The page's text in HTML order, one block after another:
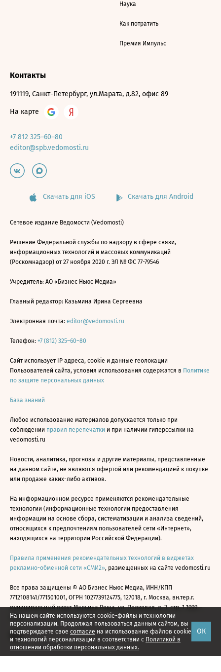
На нашем сайте используются cookie-файлы и технологии
персонализации. Продолжая пользоваться данным сайтом, вы
подтверждаете свое согласие на использование файлов cookie
и технологий персонализации в соответствии с Политикой в
отношении обработки персональных данных.
ОК
Наука
Как потратить
Премия Импульс
Контакты
191119, Санкт-Петербург, ул.Марата, д.82, офис 89
На карте
+7 812 325–60–80
editor@spb.vedomosti.ru
Скачать для iOS Скачать для Android
Сетевое издание Ведомости (Vedomosti)
Решение Федеральной службы по надзору в сфере связи,
информационных технологий и массовых коммуникаций
(Роскомнадзор) от 27 ноября 2020 г. ЭЛ № ФС 77-79546
Учредитель: АО «Бизнес Ньюс Медиа»
Главный редактор: Казьмина Ирина Сергеевна
Электронная почта: editor@vedomosti.ru
Телефон: +7 (812) 325–60–80
Сайт использует IP адреса, cookie и данные геолокации
Пользователей сайта, условия использования содержатся в Политике
по защите персональных данных
База знаний
Любое использование материалов допускается только при
соблюдении правил перепечатки и при наличии гиперссылки на
vedomosti.ru
Новости, аналитика, прогнозы и другие материалы, представленные
на данном сайте, не являются офертой или рекомендацией к покупке
или продаже каких-либо активов.
На информационном ресурсе применяются рекомендательные
технологии (информационные технологии предоставления
информации на основе сбора, систематизации и анализа сведений,
относящихся к предпочтениям пользователей сети «Интернет»,
находящихся на территории Российской Федерации).
Правила применения рекомендательных технологий в виджетах
рекламно-обменной сети «СМИ2», размещенных на сайте vedomosti.ru
Все права защищены © АО Бизнес Ньюс Медиа, ИНН/КПП
7712108141/771501001, ОГРН 1027739124775, 127018, г. Москва, вн.тер.г.
муниципальный округ Марьина Роща, ул. Полковая, д. 3, стр. 1 1999—
2026